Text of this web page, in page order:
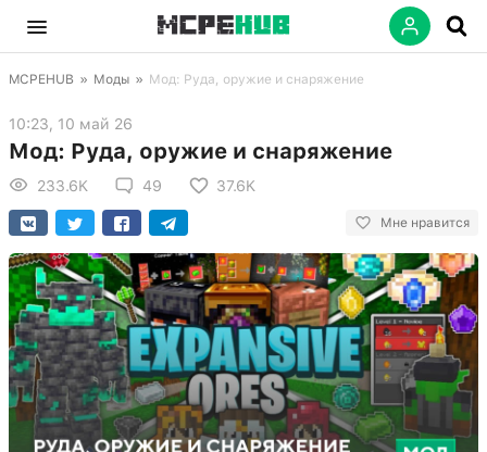
MCPEHUB » Моды » Мод: Руда, оружие и снаряжение
10:23, 10 май 26
Мод: Руда, оружие и снаряжение
233.6K 49 37.6K
Мне нравится